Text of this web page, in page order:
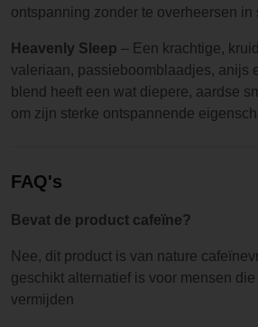
ontspanning zonder te overheersen in
Heavenly Sleep – Een krachtige,
valeriaan, passieboomblaadjes, anijs
blend heeft een wat diepere, aardse
om zijn sterke ontspannende
FAQ's
Bevat de product cafeïne?
Nee, dit product is van nature
geschikt alternatief is voor mensen
vermijden